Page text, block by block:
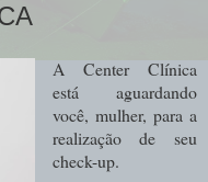
A Center Clínica
está aguardando
você, mulher, para a
realização de seu
check-up.